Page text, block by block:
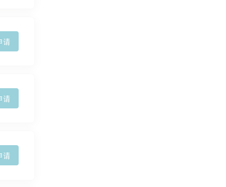
请
请
请